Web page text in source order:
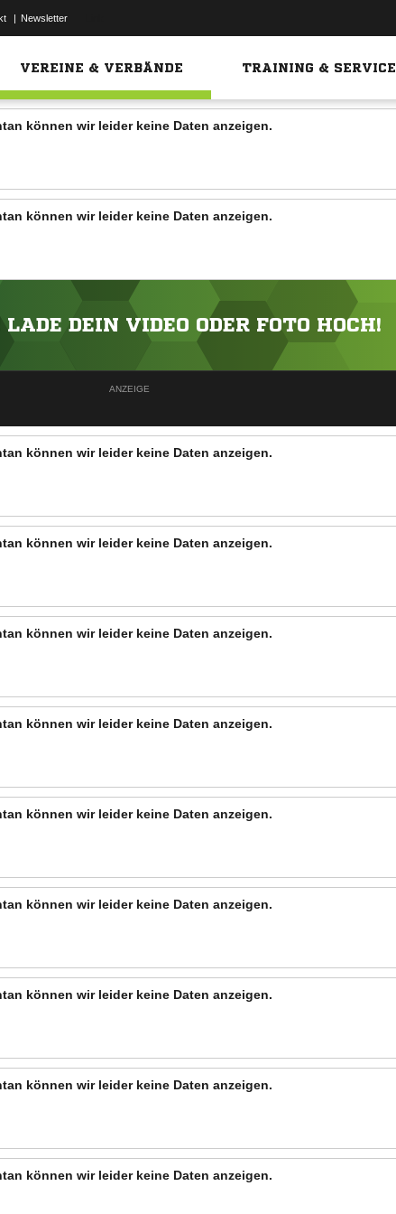
| Newsletter
VEREINE & VERBÄNDE TRAINING & SERVICE
können wir leider keine Daten anzeigen.
können wir leider keine Daten anzeigen.
DEIN VIDEO ODER FOTO HOCH!
ANZEIGE
können wir leider keine Daten anzeigen.
können wir leider keine Daten anzeigen.
können wir leider keine Daten anzeigen.
können wir leider keine Daten anzeigen.
können wir leider keine Daten anzeigen.
können wir leider keine Daten anzeigen.
können wir leider keine Daten anzeigen.
können wir leider keine Daten anzeigen.
können wir leider keine Daten anzeigen.